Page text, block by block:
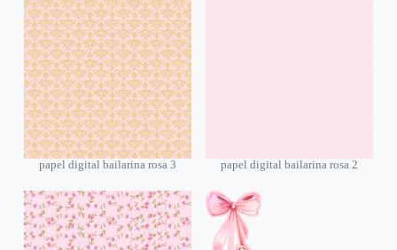
papel digital bailarina rosa 3 papel digital bailarina rosa 2